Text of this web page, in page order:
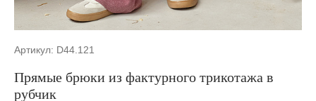
Артикул: D44.121
Прямые брюки из фактурного трикотажа в
рубчик